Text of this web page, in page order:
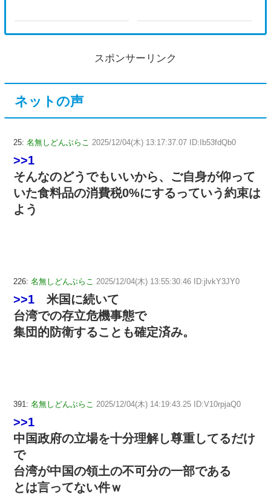
スポンサーリンク
ネットの声
25: 名無しどんぶらこ 2025/12/04(木) 13:17:37.07 ID:Ib53fdQb0
>>1
そんなのどうでもいいから、ご自身が仰って
いた食料品の消費税0%にするっていう約束は
よう
226: 名無しどんぶらこ 2025/12/04(木) 13:55:30.46 ID:jlvkY3JY0
>>1 米国に続いて
台湾での存立危機事態で
集団的防衛することも確定済み。
391: 名無しどんぶらこ 2025/12/04(木) 14:19:43.25 ID:V10rpjaQ0
>>1
中国政府の立場を十分理解し尊重してるだけ
で
台湾が中国の領土の不可分の一部である
とは言ってない件ｗ